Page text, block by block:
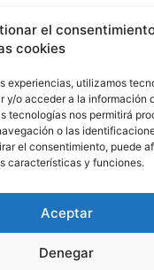
el
cookies
experiencias, utilizamos
y/o acceder a la información
tecnologías nos permitirá
o las
el consentimiento, puede
características y funciones.
Aceptar
Denegar
PODCAST